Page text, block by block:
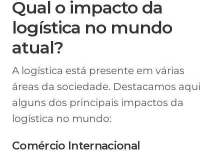
Qual o impacto da
logística no mundo
atual?
A logística está presente em várias
áreas da sociedade. Destacamos aqui
alguns dos principais impactos da
logística no mundo:
Comércio Internacional